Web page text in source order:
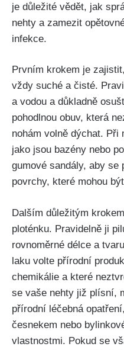
je důležité⁤ vědět, jak
nehty a zamezit
infekce.
Prvním krokem je
vždy suché a čisté.
a vodou a ⁢důkladně⁣
pohodlnou obuv, ‍která
nohám volně dýchat.
jako⁢ jsou bazény nebo
gumové sandály, ⁢aby se
povrchy, které mohou​
Dalším důležitým
ploténku. ⁣Pravidelně ji
rovnoměrné délce a
laku volte přírodní
chemikálie a které
se vaše nehty již ⁤plísní,⁢
přírodní léčebná
česnekem nebo
vlastnostmi. Pokud⁢ se